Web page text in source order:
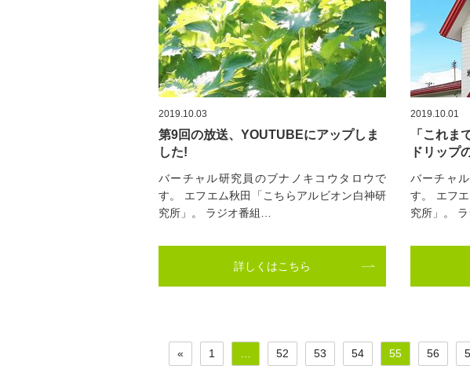
2019.10.03
第9回の放送、YOUTUBEにアップしま
した!
バーチャル研究員のブナノキコウタロウで
す。 エフエム秋田「こちらアルビオン白神研
究所」。 ラジオ番組…
詳しくはこちら
2019.10.01
「これま
ドリップ
バーチャ
す。 エフ
究所」。
« 1 … 52 53 54 55 56